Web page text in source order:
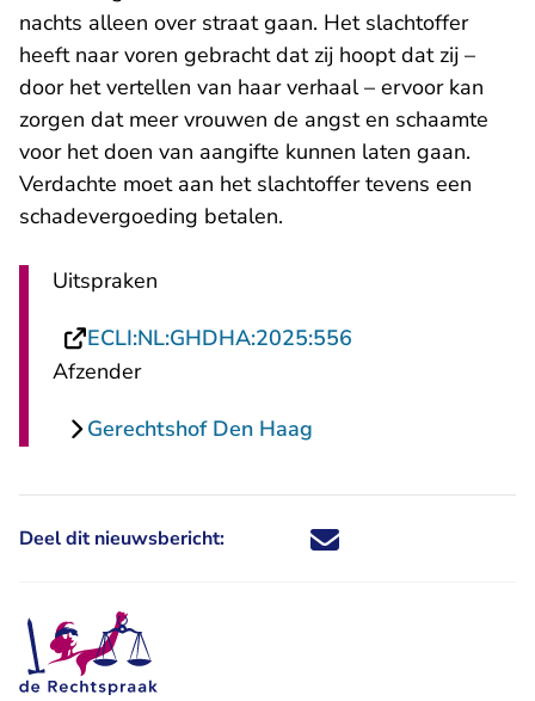
nachts alleen over straat gaan. Het slachtoffer
heeft naar voren gebracht dat zij hoopt dat zij –
door het vertellen van haar verhaal – ervoor kan
zorgen dat meer vrouwen de angst en schaamte
voor het doen van aangifte kunnen laten gaan.
Verdachte moet aan het slachtoffer tevens een
schadevergoeding betalen.
Uitspraken
ECLI:NL:GHDHA:2025:556
Afzender
Gerechtshof Den Haag
Deel dit nieuwsbericht: Deel dit nieuwsbericht via X -
Deel dit nieuwsbericht via
Deel dit nieuwsbericht
Deel dit